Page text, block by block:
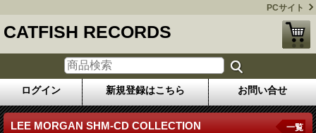
PCサイト
CATFISH RECORDS
ログイン 新規登録はこちら お問い合せ
LEE MORGAN SHM-CD COLLECTION 一覧